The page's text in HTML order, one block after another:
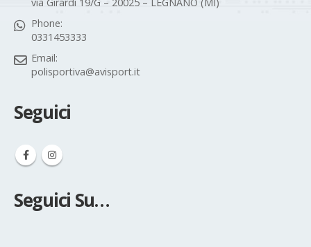
Phone:
0331453333
Email:
polisportiva@avisport.it
Seguici
Seguici Su…